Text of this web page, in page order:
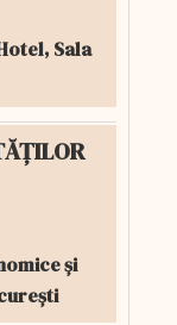
Sala
și